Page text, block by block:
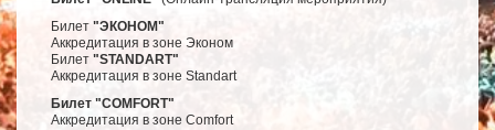
Билет "ЭКОНОМ"
Аккредитация в зоне Эконом
Билет "STANDART"
Аккредитация в зоне Standart
Билет "COMFORT"
Аккредитация в зоне Comfort